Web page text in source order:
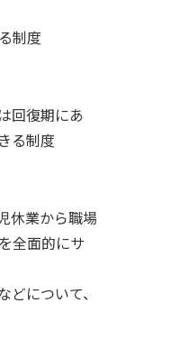
制度
回復期にあ
る制度
休業から職場
全面的にサ
について、